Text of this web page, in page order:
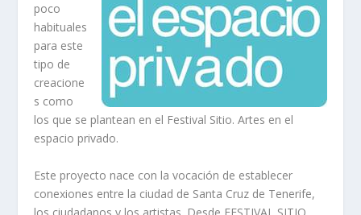
poco
habituales
para este
tipo de
creacione
s como
los que se plantean en el Festival Sitio. Artes en el
espacio privado.
Este proyecto nace con la vocación de establecer
conexiones entre la ciudad de Santa Cruz de Tenerife,